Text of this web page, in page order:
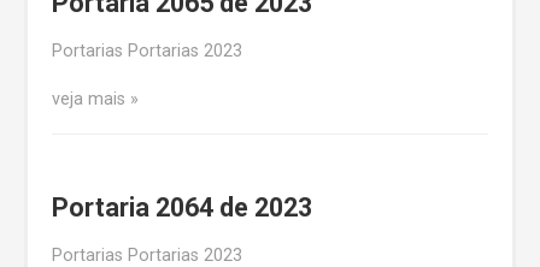
Portarias Portarias 2023
veja mais
Portaria 2064 de 2023
Portarias Portarias 2023